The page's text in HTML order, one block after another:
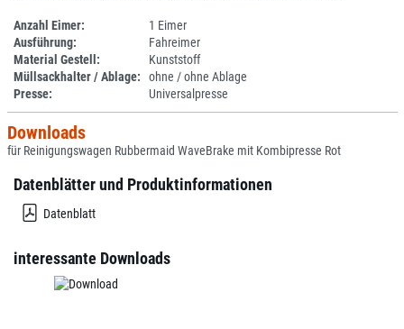
Anzahl Eimer:
1 Eimer
Ausführung:
Fahreimer
Material Gestell:
Kunststoff
Müllsackhalter / Ablage:
ohne / ohne Ablage
Presse:
Universalpresse
Downloads
für Reinigungswagen Rubbermaid WaveBrake mit Kombipresse Rot
Datenblätter und Produktinformationen
Datenblatt
interessante Downloads